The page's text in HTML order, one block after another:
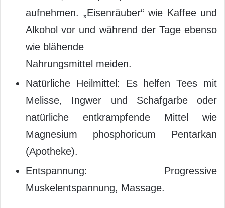
aufnehmen. „Eisenräuber“ wie Kaffee und
Alkohol vor und während der Tage ebenso
wie blähende
Nahrungsmittel meiden.
Natürliche Heilmittel: Es helfen Tees mit
Melisse, Ingwer und Schafgarbe oder
natürliche entkrampfende Mittel wie
Magnesium phosphoricum Pentarkan
(Apotheke).
Entspannung: Progressive
Muskelentspannung, Massage.